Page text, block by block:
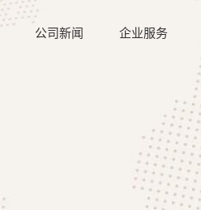
公司新闻 企业服务